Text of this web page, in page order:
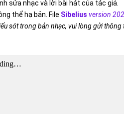
sửa nhạc và lời bài hát của tác giả.
thể hạ bản. File Sibelius version
sót trong bản nhạc, vui lòng gửi